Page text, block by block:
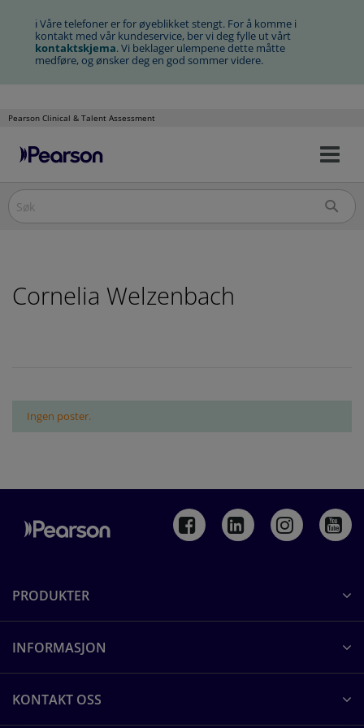
ℹ Våre telefoner er for øyeblikket stengt. For å komme i
kontakt med vår kundeservice, ber vi deg fylle ut vårt
kontaktskjema. Vi beklager ulempene dette måtte
medføre, og ønsker deg en god sommer videre.
Pearson Clinical & Talent Assessment
Hopp
innhold
Cornelia Welzenbach
Ingen poster.
PRODUKTER
INFORMASJON
KONTAKT OSS